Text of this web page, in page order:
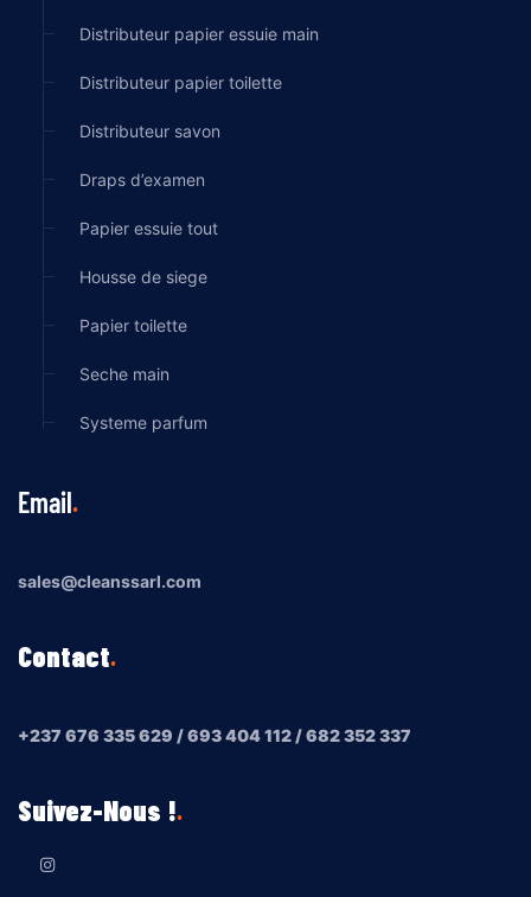
Distributeur papier essuie main
Distributeur papier toilette
Distributeur savon
Draps d’examen
Papier essuie tout
Housse de siege
Papier toilette
Seche main
Systeme parfum
Email
sales@cleanssarl.com
Contact
+237 676 335 629 / 693 404 112 / 682 352 337
Suivez-Nous !